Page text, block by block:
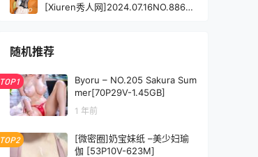
[Xiuren秀人网]2024.07.16NO.8865
随机推荐
TOP1
Byoru – NO.205 Sakura Sum
mer[70P29V-1.45GB]
1 年前
TOP2
[微密圈]奶宝妹纸 –美少妇瑜
伽 [53P10V-623M]